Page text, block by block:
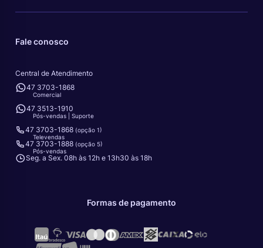
Fale conosco
Central de Atendimento
47 3703-1868
Comercial
47 3513-1910
Pós-vendas | Suporte
47 3703-1868 (opção 1)
Televendas
47 3703-1888 (opção 5)
Pós-vendas
Seg. a Sex. 08h às 12h e 13h30 às 18h
Formas de pagamento